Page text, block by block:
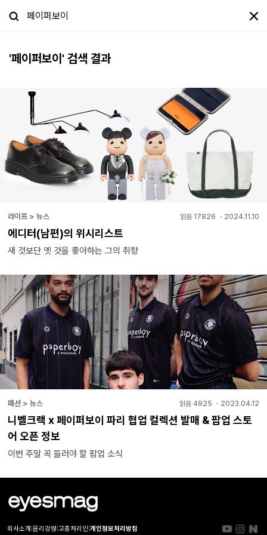
'페이퍼보이 ' 검색 결과
라이프 > 뉴스 읽음 17826 ・ 2024.11.10
에디터(남편)의 위시리스트
새 것보단 옛 것을 좋아하는 그의 취향
패션 > 뉴스 읽음 4925 ・ 2023.04.12
니벨크랙 x 페이퍼보이 파리 협업 컬렉션 발매 & 팝업 스토
어 오픈 정보
이번 주말 꼭 들러야 할 팝업 소식
회사소개 윤리강령 고충처리인 개인정보처리방침